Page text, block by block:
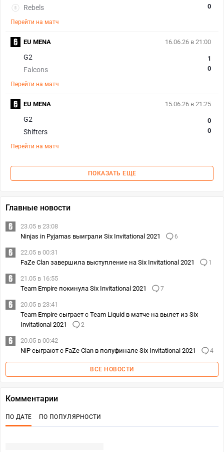
Rebels 0
Перейти на матч
16.06.26 в 21:00
G2
Falcons
1
0
Перейти на матч
EU MENA
15.06.26 в 21:25
G2
Shifters
0
0
Перейти на матч
EU MENA
ПОКАЗАТЬ ЕЩЕ
Главные новости
23.05 в 23:08
Ninjas in Pyjamas выиграли Six Invitational 2021
6
22.05 в 00:31
FaZe Clan завершила выступление на Six Invitational 2021
1
21.05 в 16:55
Team Empire покинула Six Invitational 2021
7
20.05 в 23:41
Team Empire сыграет с Team Liquid в матче на вылет из Six
Invitational 2021
2
20.05 в 00:42
NiP сыграют с FaZe Clan в полуфинале Six Invitational 2021
4
ВСЕ НОВОСТИ
Комментарии
ПО ДАТЕ ПО ПОПУЛЯРНОСТИ